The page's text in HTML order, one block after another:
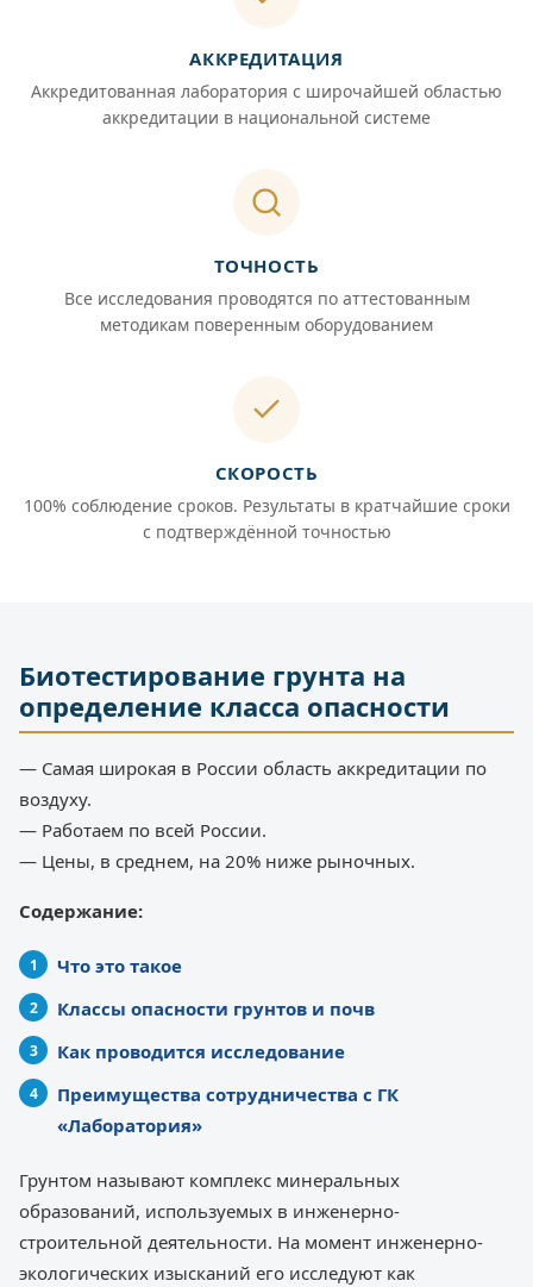
АККРЕДИТАЦИЯ
Аккредитованная лаборатория с широчайшей областью
аккредитации в национальной системе
ТОЧНОСТЬ
Все исследования проводятся по аттестованным
методикам поверенным оборудованием
СКОРОСТЬ
100% соблюдение сроков. Результаты в кратчайшие сроки
с подтверждённой точностью
Биотестирование грунта на
определение класса опасности
— Самая широкая в России область аккредитации по
воздуху.
— Работаем по всей России.
— Цены, в среднем, на 20% ниже рыночных.
Содержание:
Что это такое
Классы опасности грунтов и почв
Как проводится исследование
Преимущества сотрудничества с ГК
«Лаборатория»
Грунтом называют комплекс минеральных
образований, используемых в инженерно-
строительной деятельности. На момент инженерно-
экологических изысканий его исследуют как